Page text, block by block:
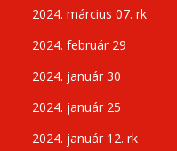
2024. március 07. rk
2024. február 29
2024. január 30
2024. január 25
2024. január 12. rk